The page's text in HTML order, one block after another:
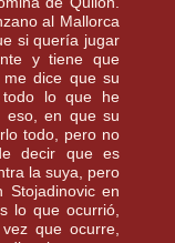
al
Mallorca
si quería jugar
y tiene que
dice que su
lo que he
eso, en que su
todo, pero no
decir que es
la suya, pero
Stojadinovicen
lo que ocurrió,
que ocurre,